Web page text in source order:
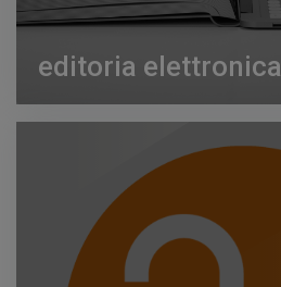
editoria elettronica